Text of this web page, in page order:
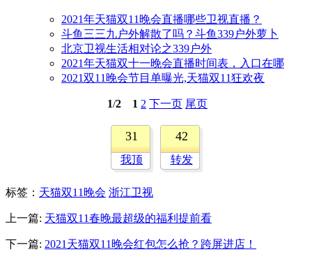
2021年天猫双11晚会直播哪些卫视直播？
斗鱼三三九户外解散了吗？斗鱼339户外萝卜
北京卫视生活相对论之339户外
2021年天猫双十一晚会直播时间表，入口在哪
2021双11晚会节目单曝光,天猫双11狂欢夜
1/2 1 2 下一页 尾页
31
我顶
42
转发
标签 ： 天猫双11晚会 浙江卫视
上一篇: 天猫双11春晚最超级的福利提前看
下一篇: 2021天猫双11晚会红包怎么抢？跨屏进店！